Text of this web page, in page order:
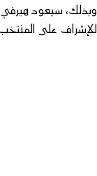
للإشراف على